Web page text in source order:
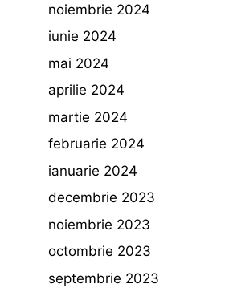
noiembrie 2024
iunie 2024
mai 2024
aprilie 2024
martie 2024
februarie 2024
ianuarie 2024
decembrie 2023
noiembrie 2023
octombrie 2023
septembrie 2023